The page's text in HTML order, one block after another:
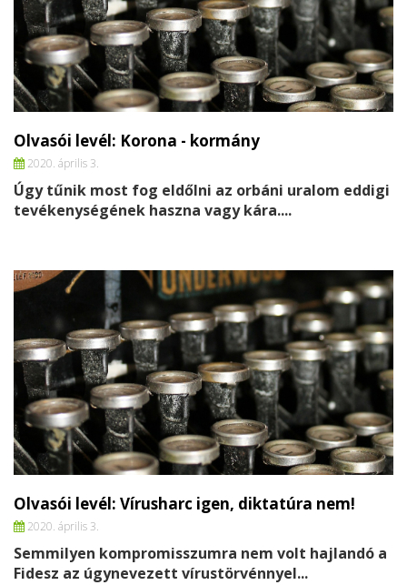
Olvasói levél: Korona - kormány
2020. április 3.
Úgy tűnik most fog eldőlni az orbáni uralom eddigi
tevékenységének haszna vagy kára....
Olvasói levél: Vírusharc igen, diktatúra nem!
2020. április 3.
Semmilyen kompromisszumra nem volt hajlandó a
Fidesz az úgynevezett vírustörvénnyel...